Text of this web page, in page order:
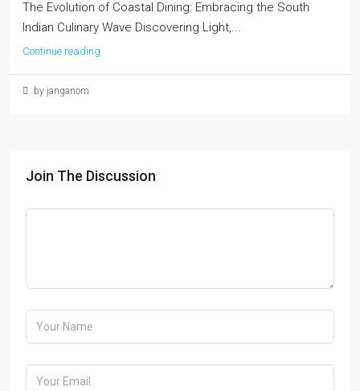
The Evolution of Coastal Dining: Embracing the South
Indian Culinary Wave Discovering Light,...
Continue reading
by janganom
Join The Discussion